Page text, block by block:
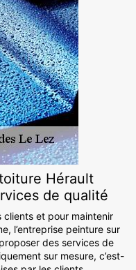
Hérault
de qualité
clients et pour maintenir
l’entreprise peinture sur
des services de
sur mesure, c’est-